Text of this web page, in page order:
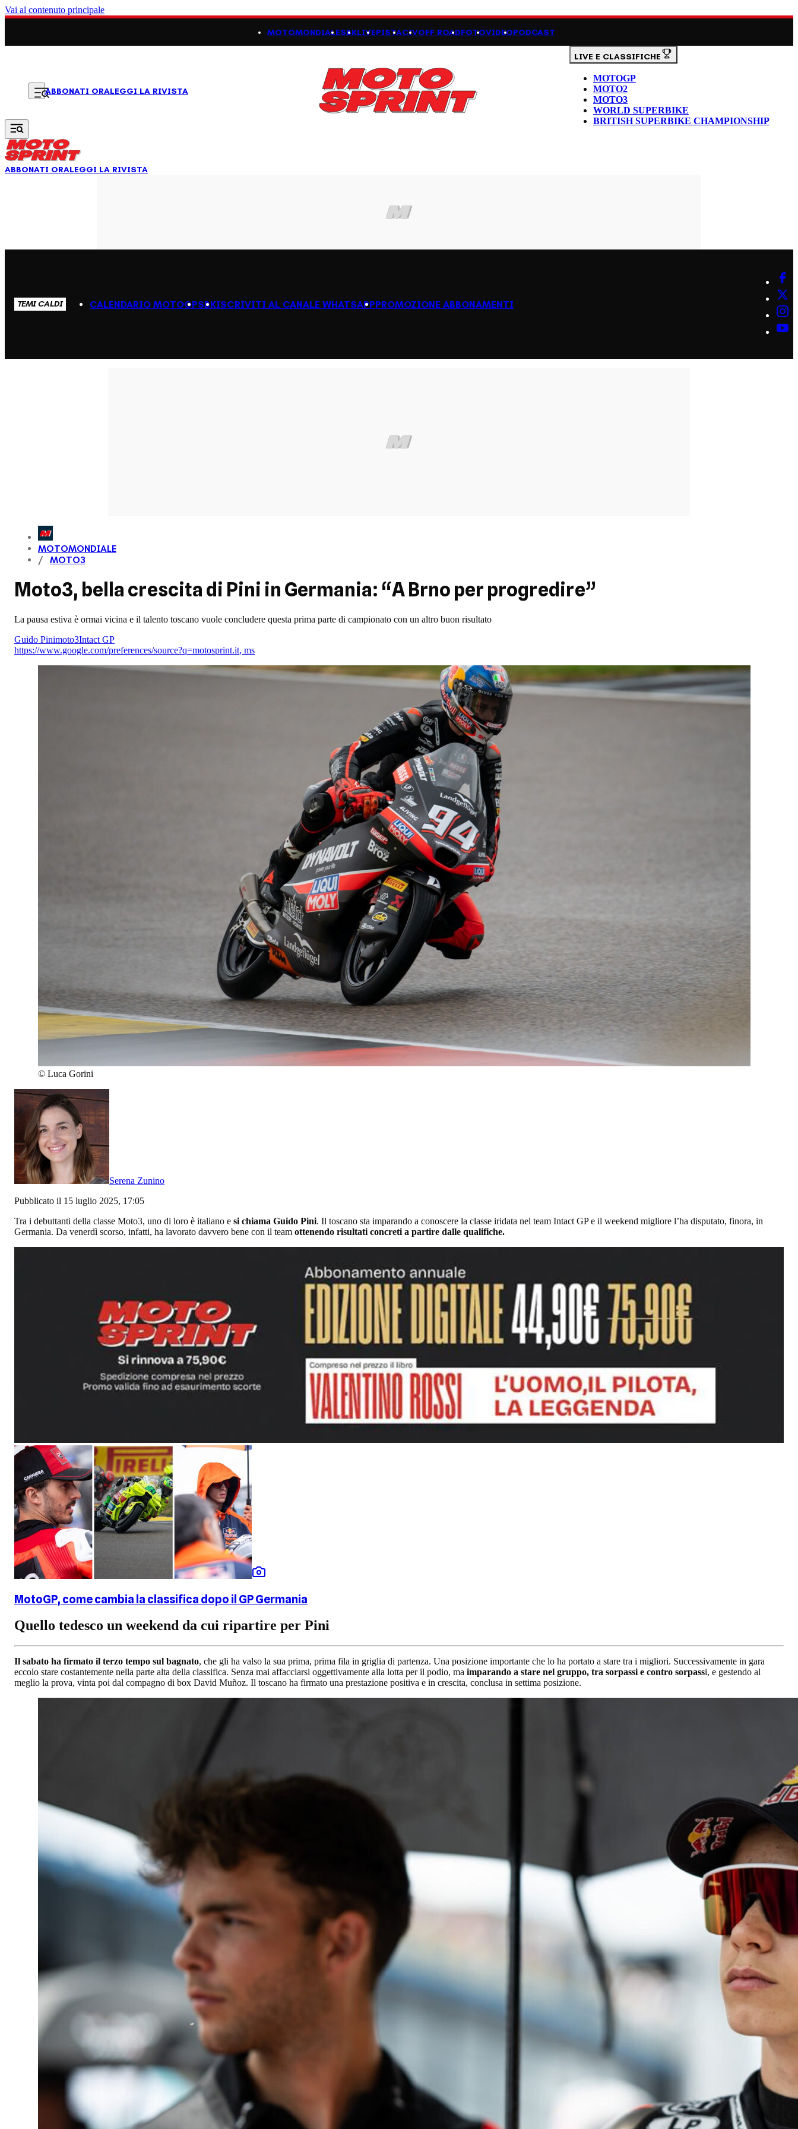
Vai al contenuto principale
MOTOMONDIALESBKLIVEPISTACIVOFF ROADFOTOVIDEOPODCAST
ABBONATI ORALEGGI LA RIVISTA
LIVE E CLASSIFICHE
MOTOGP
MOTO2
MOTO3
WORLD SUPERBIKE
BRITISH SUPERBIKE CHAMPIONSHIP
ABBONATI ORALEGGI LA RIVISTA
TEMI CALDI CALENDARIO MOTOGPSBKISCRIVITI AL CANALE WHATSAPPPROMOZIONE ABBONAMENTI
MOTOMONDIALE
MOTO3
Moto3, bella crescita di Pini in Germania: “A Brno per progredire”
La pausa estiva è ormai vicina e il talento toscano vuole concludere questa prima parte di campionato con un altro buon risultato
Guido Pinimoto3Intact GP
https://www.google.com/preferences/source?q=motosprint.it, ms
© Luca Gorini
Serena Zunino
Pubblicato il 15 luglio 2025, 17:05
Tra i debuttanti della classe Moto3, uno di loro è italiano e si chiama Guido Pini. Il toscano sta imparando a conoscere la classe iridata nel team Intact GP e il weekend migliore l’ha disputato, finora, in
Germania. Da venerdì scorso, infatti, ha lavorato davvero bene con il team ottenendo risultati concreti a partire dalle qualifiche.
MotoGP, come cambia la classifica dopo il GP Germania
Quello tedesco un weekend da cui ripartire per Pini
Il sabato ha firmato il terzo tempo sul bagnato, che gli ha valso la sua prima, prima fila in griglia di partenza. Una posizione importante che lo ha portato a stare tra i migliori. Successivamente in gara
eccolo stare costantemente nella parte alta della classifica. Senza mai affacciarsi oggettivamente alla lotta per il podio, ma imparando a stare nel gruppo, tra sorpassi e contro sorpassi, e gestendo al
meglio la prova, vinta poi dal compagno di box David Muñoz. Il toscano ha firmato una prestazione positiva e in crescita, conclusa in settima posizione.